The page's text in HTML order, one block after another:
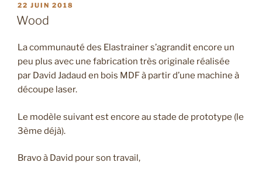
PUBLIÉ
LE
22 JUIN 2018
Wood
La communauté des Elastrainer s’agrandit encore un
peu plus avec une fabrication très originale réalisée
par David Jadaud en bois MDF à partir d’une machine à
découpe laser.
Le modèle suivant est encore au stade de prototype (le
3ème déjà).
Bravo à David pour son travail,